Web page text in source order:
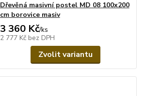
Dřevěná masivní postel MD 08 100x200
cm borovice masiv
3 360 Kč/ks
2 777 Kč bez DPH
Zvolit variantu